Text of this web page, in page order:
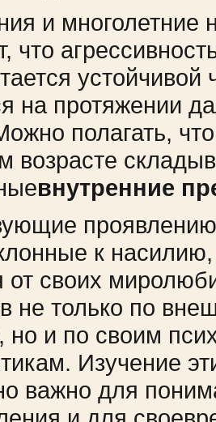
и многолетние
что
устойчивой
на протяжении
полагать,
возрасте
внутренние
к
от своих
не только по
но и по своим
Изучение
важно для